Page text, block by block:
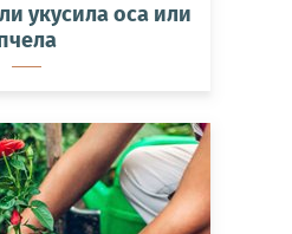
укусила оса или